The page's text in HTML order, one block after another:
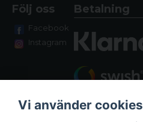
Följ oss
Facebook
Instagram
Betalning
Vi använder cookies